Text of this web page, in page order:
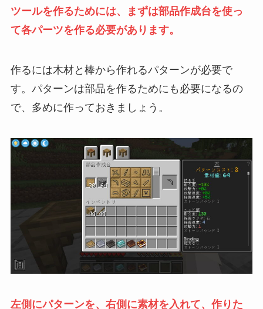
ツールを作るためには、まずは部品作成台を使っ
て各パーツを作る必要があります。
作るには木材と棒から作れるパターンが必要で
す。パターンは部品を作るためにも必要になるの
で、多めに作っておきましょう。
左側にパターンを、右側に素材を入れて、作りた